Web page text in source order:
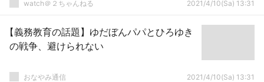
watch＠２ちゃんねる 2021/4/10(Sa) 13:31
【義務教育の話題】ゆだぼんパパとひろゆき
の戦争、避けられない
おなやみ通信 2021/4/10(Sa) 13:31